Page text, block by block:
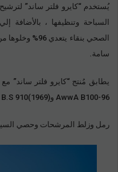
يُستخدم “كايرو فلتر ساند”
السباحة وتنظيفها ،
الصحي بنقاء
سامة.
AwwA B100-96 وB.S 910(1969)
رمل وزلط المرشحات وحصي